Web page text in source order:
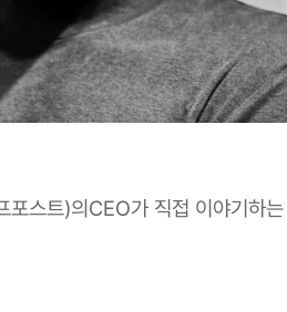
스트)의CEO가 직접 이야기하는